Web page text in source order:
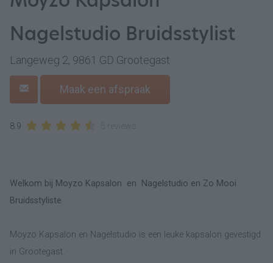
Nagelstudio Bruidsstylist
Langeweg 2, 9861 GD Grootegast
Maak een afspraak
8.9
Welkom bij Moyzo Kapsalon en Nagelstudio en Zo Mooi
Bruidsstyliste
Moyzo Kapsalon en Nagelstudio is een leuke kapsalon gevestigd
in Grootegast.